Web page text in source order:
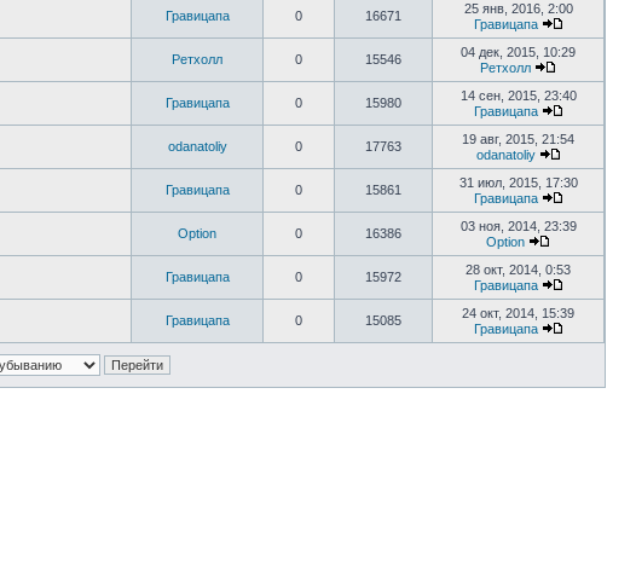
Гравицапа 0 16671
25 янв, 2016, 2:00
Гравицапа
Ретхолл 0 15546
04 дек, 2015, 10:29
Ретхолл
Гравицапа 0 15980
14 сен, 2015, 23:40
Гравицапа
odanatoliy 0 17763
19 авг, 2015, 21:54
odanatoliy
Гравицапа 0 15861
31 июл, 2015, 17:30
Гравицапа
Option 0 16386
03 ноя, 2014, 23:39
Option
Гравицапа 0 15972
28 окт, 2014, 0:53
Гравицапа
Гравицапа 0 15085
24 окт, 2014, 15:39
Гравицапа